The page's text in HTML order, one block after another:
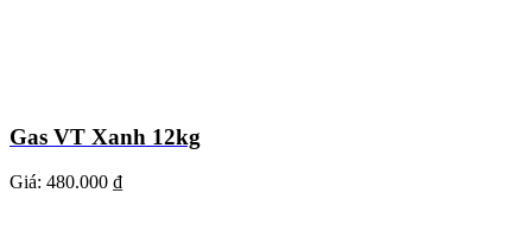
Gas VT Xanh 12kg
Giá: 480.000 ₫